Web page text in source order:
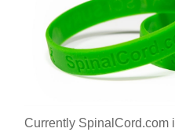
Currently SpinalCord.com